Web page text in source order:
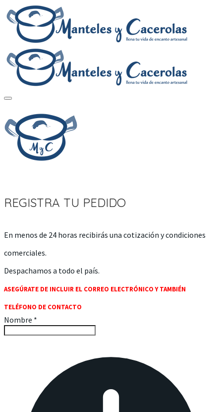
REGISTRA TU PEDIDO
En menos de 24 horas recibirás una cotización y condiciones
comerciales.
​Despachamos a todo el país.
ASEGÚRATE DE INCLUIR EL CORREO ELECTRÓNICO Y TAMBIÉN
TELÉFONO DE CONTACTO
Nombre *